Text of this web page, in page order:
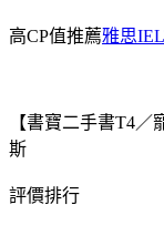
高CP值推薦雅思
【書寶二手書T4
斯
評價排行